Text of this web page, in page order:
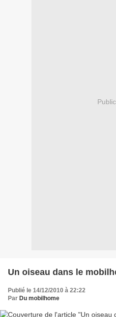
Un oiseau dans le
Publié le 14/12/2010 à 22:22
Par Du mobilhome